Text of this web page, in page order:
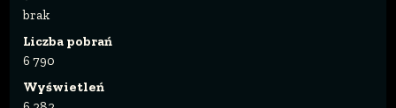
brak
Liczba pobrań
6 790
Wyświetleń